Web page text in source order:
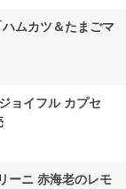
ムカツ＆たまごマ
ョイフル カプセ
ーニ 赤海老のレモ